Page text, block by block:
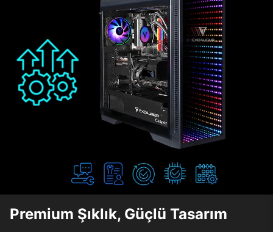
Premium Şıklık, Güçlü Tasarım